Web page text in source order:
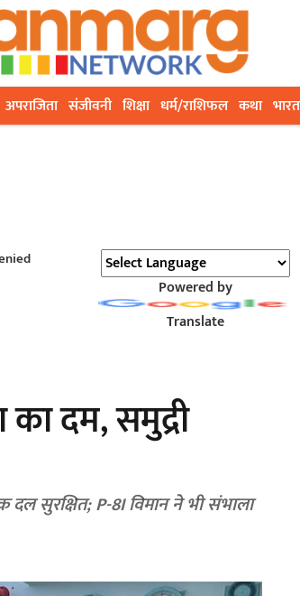
अपराजिता संजीवनी शिक्षा धर्म/राशिफल कथा भारत
Powered by
Translate
दम, समुद्री
दल सुरक्षित; P-8I विमान ने भी संभाला